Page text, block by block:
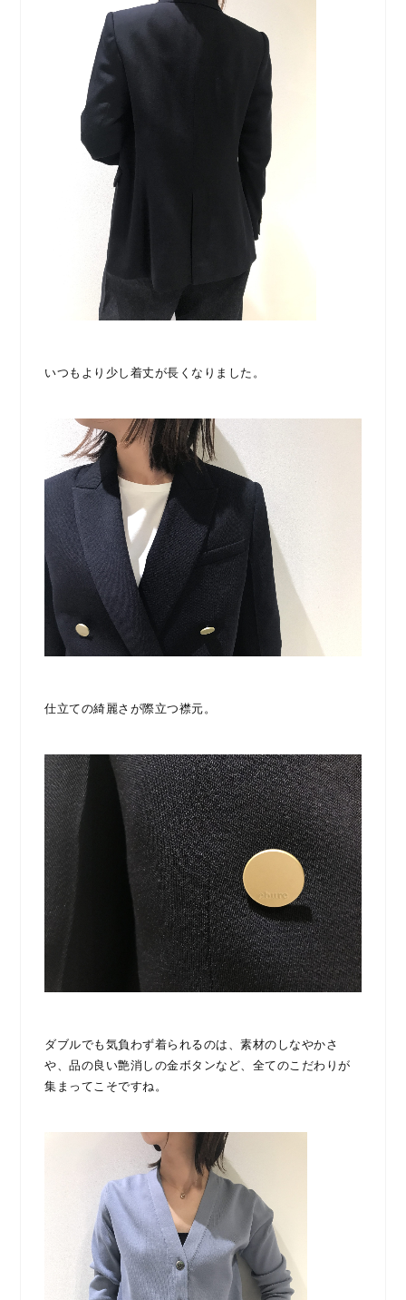
いつもより少し着丈が長くなりました。
仕立ての綺麗さが際立つ襟元。
ダブルでも気負わず着られるのは、素材のしなやかさ
や、品の良い艶消しの金ボタンなど、全てのこだわりが
集まってこそですね。